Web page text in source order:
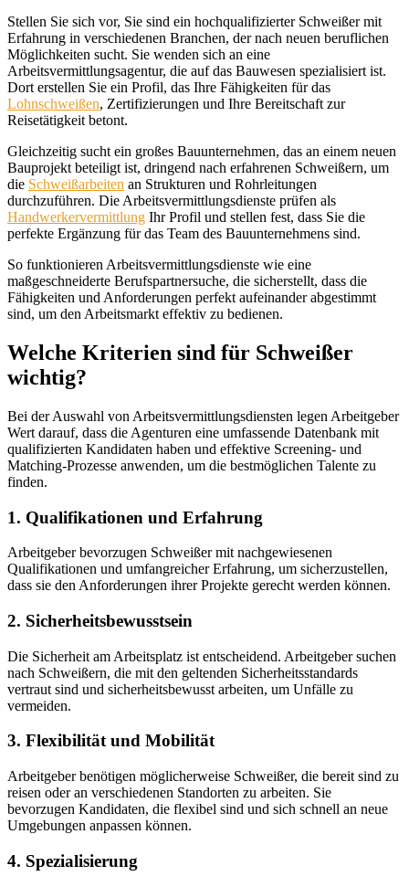
Stellen Sie sich vor, Sie sind ein hochqualifizierter Schweißer mit
Erfahrung in verschiedenen Branchen, der nach neuen beruflichen
Möglichkeiten sucht. Sie wenden sich an eine
Arbeitsvermittlungsagentur, die auf das Bauwesen spezialisiert ist.
Dort erstellen Sie ein Profil, das Ihre Fähigkeiten für das
Lohnschweißen, Zertifizierungen und Ihre Bereitschaft zur
Reisetätigkeit betont.
Gleichzeitig sucht ein großes Bauunternehmen, das an einem neuen
Bauprojekt beteiligt ist, dringend nach erfahrenen Schweißern, um
die Schweißarbeiten an Strukturen und Rohrleitungen
durchzuführen. Die Arbeitsvermittlungsdienste prüfen als
Handwerkervermittlung Ihr Profil und stellen fest, dass Sie die
perfekte Ergänzung für das Team des Bauunternehmens sind.
So funktionieren Arbeitsvermittlungsdienste wie eine
maßgeschneiderte Berufspartnersuche, die sicherstellt, dass die
Fähigkeiten und Anforderungen perfekt aufeinander abgestimmt
sind, um den Arbeitsmarkt effektiv zu bedienen.
Welche Kriterien sind für Schweißer
wichtig?
Bei der Auswahl von Arbeitsvermittlungsdiensten legen Arbeitgeber
Wert darauf, dass die Agenturen eine umfassende Datenbank mit
qualifizierten Kandidaten haben und effektive Screening- und
Matching-Prozesse anwenden, um die bestmöglichen Talente zu
finden.
1. Qualifikationen und Erfahrung
Arbeitgeber bevorzugen Schweißer mit nachgewiesenen
Qualifikationen und umfangreicher Erfahrung, um sicherzustellen,
dass sie den Anforderungen ihrer Projekte gerecht werden können.
2. Sicherheitsbewusstsein
Die Sicherheit am Arbeitsplatz ist entscheidend. Arbeitgeber suchen
nach Schweißern, die mit den geltenden Sicherheitsstandards
vertraut sind und sicherheitsbewusst arbeiten, um Unfälle zu
vermeiden.
3. Flexibilität und Mobilität
Arbeitgeber benötigen möglicherweise Schweißer, die bereit sind zu
reisen oder an verschiedenen Standorten zu arbeiten. Sie
bevorzugen Kandidaten, die flexibel sind und sich schnell an neue
Umgebungen anpassen können.
4. Spezialisierung